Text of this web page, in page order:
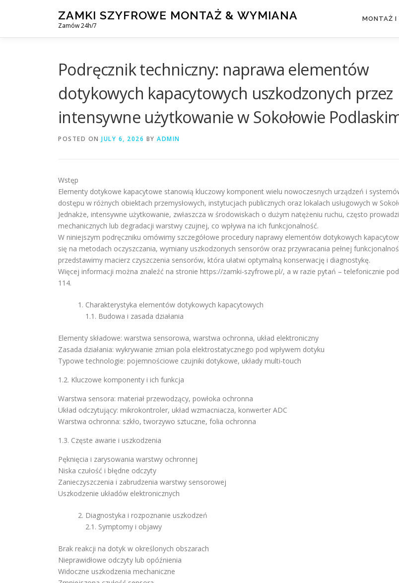
ZAMKI SZYFROWE MONTAŻ & WYMIANA
Zamów 24h/7
MONTAŻ I
Podręcznik techniczny: naprawa elementów
dotykowych kapacytowych uszkodzonych przez
intensywne użytkowanie w Sokołowie
POSTED ON JULY 6, 2026 BY ADMIN
Wstęp
Elementy dotykowe kapacytowe stanowią kluczowy komponent wielu nowoczesnych urządzeń i
dostępu w różnych obiektach przemysłowych, instytucjach publicznych oraz lokalach usługowych w
Jednakże, intensywne użytkowanie, zwłaszcza w środowiskach o dużym natężeniu ruchu, często
mechanicznych lub degradacji warstwy czujnej, co wpływa na ich funkcjonalność.
W niniejszym podręczniku omówimy szczegółowe procedury naprawy elementów dotykowych
się na metodach oczyszczania, wymiany uszkodzonych sensorów oraz przywracania pełnej
przedstawimy macierz czyszczenia sensorów, która ułatwi optymalną konserwację i diagnostykę.
Więcej informacji można znaleźć na stronie https://zamki-szyfrowe.pl/, a w razie pytań – telefonicznie
114.
Charakterystyka elementów dotykowych kapacytowych
1.1. Budowa i zasada działania
Elementy składowe: warstwa sensorowa, warstwa ochronna, układ elektroniczny
Zasada działania: wykrywanie zmian pola elektrostatycznego pod wpływem dotyku
Typowe technologie: pojemnościowe czujniki dotykowe, układy multi-touch
1.2. Kluczowe komponenty i ich funkcja
Warstwa sensora: materiał przewodzący, powłoka ochronna
Układ odczytujący: mikrokontroler, układ wzmacniacza, konwerter ADC
Warstwa ochronna: szkło, tworzywo sztuczne, folia ochronna
1.3. Częste awarie i uszkodzenia
Pęknięcia i zarysowania warstwy ochronnej
Niska czułość i błędne odczyty
Zanieczyszczenia i zabrudzenia warstwy sensorowej
Uszkodzenie układów elektronicznych
Diagnostyka i rozpoznanie uszkodzeń
2.1. Symptomy i objawy
Brak reakcji na dotyk w określonych obszarach
Nieprawidłowe odczyty lub opóźnienia
Widoczne uszkodzenia mechaniczne